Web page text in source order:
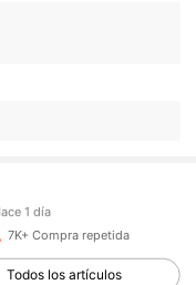
7K+ Compra repetida
Todos los artículos